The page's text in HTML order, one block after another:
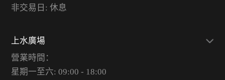
非交易日: 休息
上水廣場
營業時間：
星期一至六: 09:00 - 18:00